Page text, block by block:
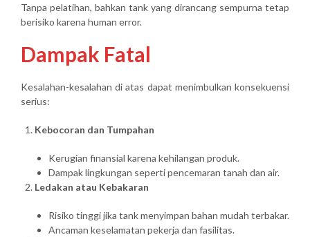
Tanpa pelatihan, bahkan tank yang dirancang sempurna tetap
berisiko karena human error.
Dampak Fatal
Kesalahan-kesalahan di atas dapat menimbulkan konsekuensi
serius:
Kebocoran dan Tumpahan
Kerugian finansial karena kehilangan produk.
Dampak lingkungan seperti pencemaran tanah dan air.
Ledakan atau Kebakaran
Risiko tinggi jika tank menyimpan bahan mudah terbakar.
Ancaman keselamatan pekerja dan fasilitas.